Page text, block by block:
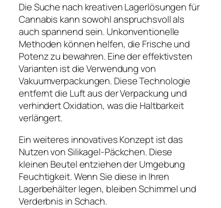
Die Suche nach kreativen Lagerlösungen für
Cannabis kann sowohl anspruchsvoll als
auch spannend sein. Unkonventionelle
Methoden können helfen, die Frische und
Potenz zu bewahren. Eine der effektivsten
Varianten ist die Verwendung von
Vakuumverpackungen. Diese Technologie
entfernt die Luft aus der Verpackung und
verhindert Oxidation, was die Haltbarkeit
verlängert.
Ein weiteres innovatives Konzept ist das
Nutzen von Silikagel-Päckchen. Diese
kleinen Beutel entziehen der Umgebung
Feuchtigkeit. Wenn Sie diese in Ihren
Lagerbehälter legen, bleiben Schimmel und
Verderbnis in Schach.